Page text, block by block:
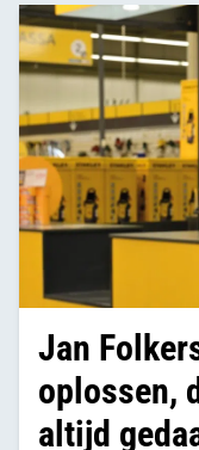
Jan
oplossen,
altijd